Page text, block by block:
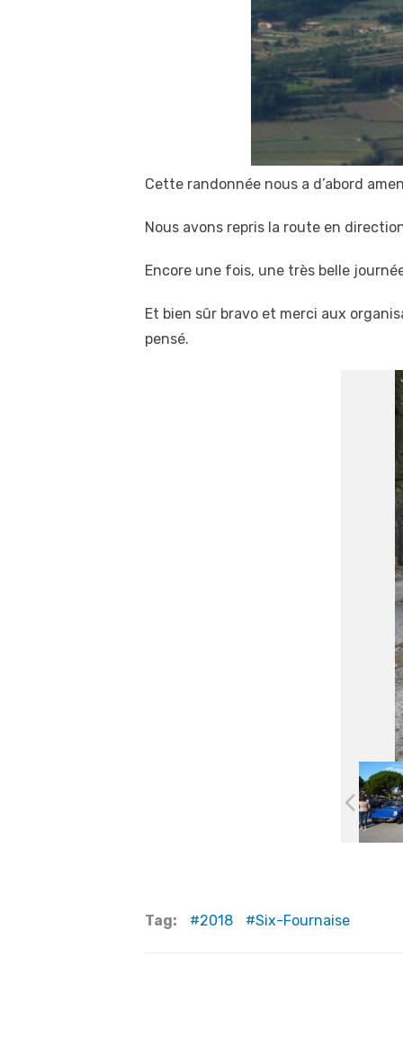
Cette randonnée nous a d’abord
Nous avons repris la route en
Encore une fois, une très belle
Et bien sûr bravo et merci aux
pensé.
Tag: 2018 Six-Fournaise